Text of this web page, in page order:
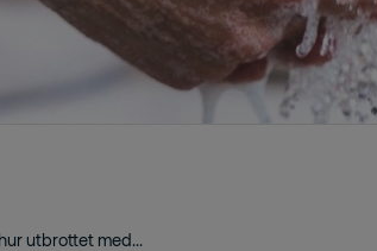
utbrottet med...